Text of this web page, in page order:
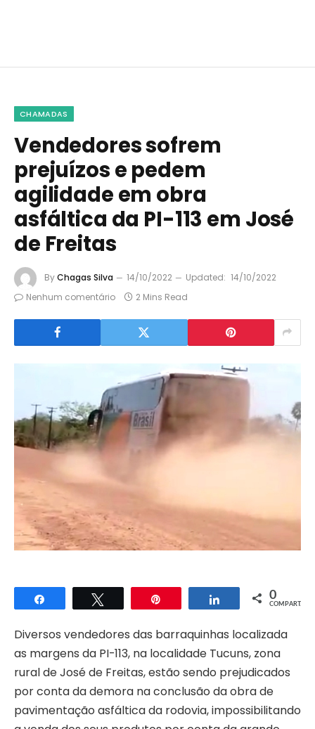
CHAMADAS
Vendedores sofrem
prejuízos e pedem
agilidade em obra
asfáltica da PI-113 em José
de Freitas
ByChagas Silva 14/10/2022 Updated: 14/10/2022
Nenhum comentário
2 Mins Read
Compartilhar Compartilhar
0
COMPART.
Diversos vendedores das barraquinhas localizada
as margens da PI-113, na localidade Tucuns, zona
rural de José de Freitas, estão sendo prejudicados
por conta da demora na conclusão da obra de
pavimentação asfáltica da rodovia, impossibilitando